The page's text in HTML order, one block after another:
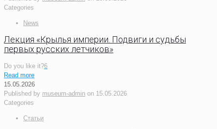
Categories
News
Лекция «Крылья империи. Подвиги и судьбы
первых русских летчиков»
Do you like it?6
Read more
15.05.2026
Published by museum-admin on 15.05.2026
Categories
Статьи